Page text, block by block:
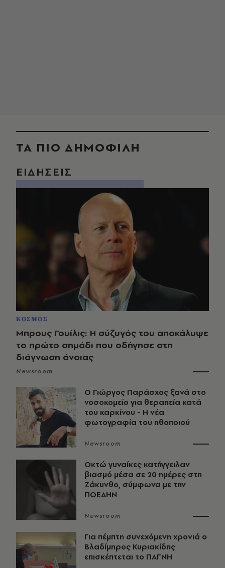
ΤΑ ΠΙΟ ΔΗΜΟΦΙΛΗ
ΕΙΔΗΣΕΙΣ
ΚΟΣΜΟΣ
Μπρους Γουίλις: Η σύζυγός του αποκάλυψε
το πρώτο σημάδι που οδήγησε στη
διάγνωση άνοιας
Newsroom
O Γιώργος Παράσχος ξανά στο
νοσοκομείο για θεραπεία κατά
του καρκίνου - Η νέα
φωτογραφία του ηθοποιού
Newsroom
Οκτώ γυναίκες κατήγγειλαν
βιασμό μέσα σε 20 ημέρες στη
Ζάκυνθο, σύμφωνα με την
ΠΟΕΔΗΝ
Newsroom
Για πέμπτη συνεχόμενη χρονιά ο
Βλαδίμηρος Κυριακίδης
επισκέπτεται το ΠΑΓΝΗ